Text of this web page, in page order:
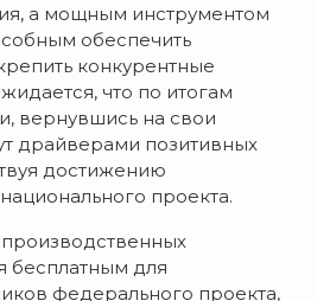
а мощным инструментом
обеспечить
конкурентные
что по итогам
вернувшись на свои
драйверами позитивных
достижению
проекта.
бесплатным для
федерального проекта,